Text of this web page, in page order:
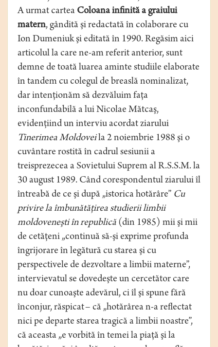
A urmat cartea Coloana infinită a graiului
matern, gândită şi redactată în colaborare cu
Ion Dumeniuk şi editată în 1990. Regăsim aici
articolul la care ne-am referit anterior, sunt
demne de toată luarea aminte studiile elaborate
în tandem cu colegul de breaslă nominalizat,
dar intenţionăm să dezvăluim faţa
inconfundabilă a lui Nicolae Mătcaş,
evidenţiind un interviu acordat ziarului
Tinerimea Moldoveila 2 noiembrie 1988 şi o
cuvântare rostită în cadrul sesiunii a
treisprezecea a Sovietului Suprem al R.S.S.M. la
30 august 1989. Când corespondentul ziarului îl
întreabă de ce şi după „istorica hotărâre” Cu
privire la îmbunătăţirea studierii limbii
moldoveneşti în republică (din 1985) mii şi mii
de cetăţeni „continuă să-şi exprime profunda
îngrijorare în legătură cu starea şi cu
perspectivele de dezvoltare a limbii materne”,
intervievatul se dovedeşte un cercetător care
nu doar cunoaşte adevărul, ci îl şi spune fără
înconjur, răspicat – că „hotărârea n-a reflectat
nici pe departe starea tragică a limbii noastre”,
că aceasta „e vorbită în temei la piaţă şi la